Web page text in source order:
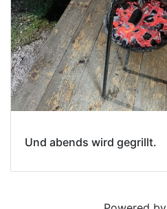
Und abends wird gegrillt.